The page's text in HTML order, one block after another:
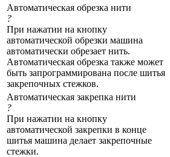
Автоматическая обрезка нити
?
При нажатии на кнопку
автоматической обрезки машина
автоматически обрезает нить.
Автоматическая обрезка также может
быть запрограммирована после шитья
закрепочных стежков.
Автоматическая закрепка нити
?
При нажатии на кнопку
автоматической закрепки в конце
шитья машина делает закрепочные
стежки.